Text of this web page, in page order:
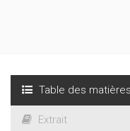
Table des matières
Extrait